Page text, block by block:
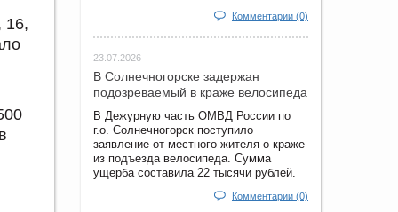
16,
Комментарии (0)
23.07.2026
В Солнечногорске задержан
подозреваемый в краже велосипеда
В Дежурную часть ОМВД России по
г.о. Солнечногорск поступило
заявление от местного жителя о краже
из подъезда велосипеда. Сумма
ущерба составила 22 тысячи рублей.
Комментарии (0)